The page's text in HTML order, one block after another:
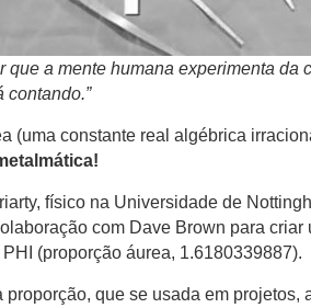
que a mente humana experimenta da
contando.”
(uma constante real algébrica
físico na Universidade de
com Dave Brown para criar
(proporção áurea, 1.6180339887).
proporção, que se usada em projetos,